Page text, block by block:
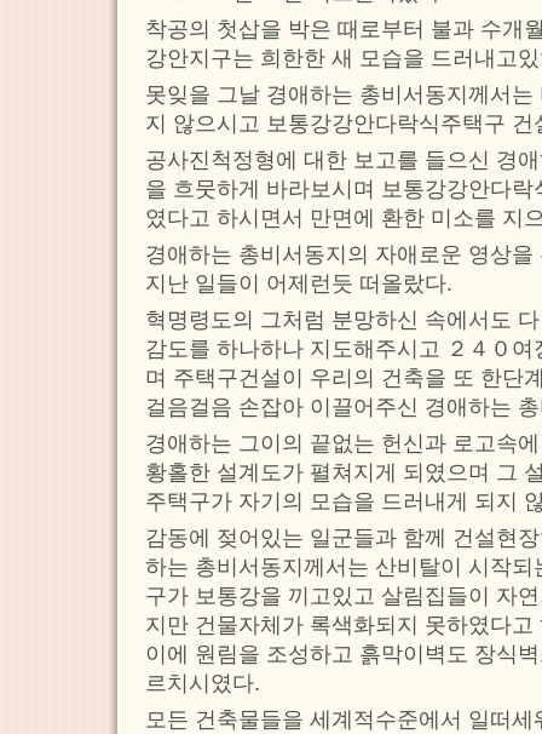
착공의 첫삽을 박은 때로부터 불과 수개
강안지구는 희한한 새 모습을 드러내고
못잊을 그날 경애하는 총비서동지께서
지 않으시고 보통강강안다락식주택구
공사진척정형에 대한 보고를 들으신 경
을 흐뭇하게 바라보시며 보통강강안다
였다고 하시면서 만면에 환한 미소를 지
경애하는 총비서동지의 자애로운 영상
지난 일들이 어제런듯 떠올랐다.
혁명령도의 그처럼 분망하신 속에서도
감도를 하나하나 지도해주시고 ２４０
며 주택구건설이 우리의 건축을 또 한단
걸음걸음 손잡아 이끌어주신 경애하는
경애하는 그이의 끝없는 헌신과 로고속
황홀한 설계도가 펼쳐지게 되였으며 그
주택구가 자기의 모습을 드러내게 되지
감동에 젖어있는 일군들과 함께 건설현
하는 총비서동지께서는 산비탈이 시작
구가 보통강을 끼고있고 살림집들이 자
지만 건물자체가 록색화되지 못하였다
이에 원림을 조성하고 흙막이벽도 장식
르치시였다.
모든 건축물들을 세계적수준에서 일떠